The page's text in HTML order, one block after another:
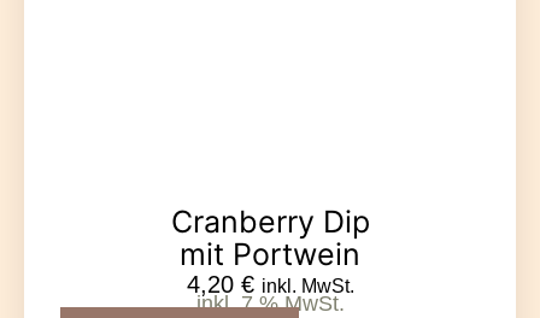
Cranberry Dip
mit Portwein
4,20 € inkl. MwSt.
inkl. 7 % MwSt.